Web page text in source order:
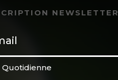
NEWSLETTER
Quotidienne